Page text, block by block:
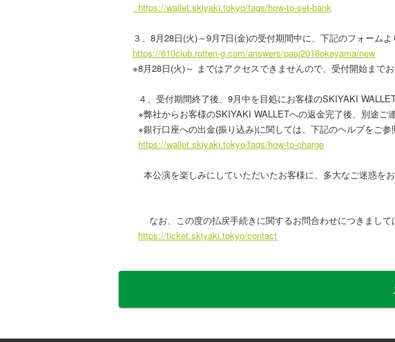
https://wallet.skiyaki.tokyo/faqs/how-to-set-bank
３、8月28日(火)～9月7日(金)の受付期間中に、下記のフォーム
https://610club.rotten-g.com/answers/paaj2018okayama/new
※8月28日(火)～ まではアクセスできませんので、受付開始まで
４、受付期間終了後、9月中を目処にお客様のSKIYAKI
※弊社からお客様のSKIYAKI WALLETへの返金完了後、別途ご
※銀行口座への出金(振り込み)に関しては、下記のヘルプをご参
https://wallet.skiyaki.tokyo/faqs/how-to-charge
本公演を楽しみにしていただいたお客様に、多大なご迷惑を
なお、この度の払戻手続きに関するお問合わせにつきまして
https://ticket.skiyaki.tokyo/contact